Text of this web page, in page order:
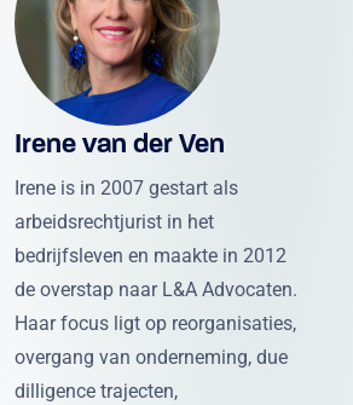
Irene van der Ven
Irene is in 2007 gestart als
arbeidsrechtjurist in het
bedrijfsleven en maakte in 2012
de overstap naar L&A Advocaten.
Haar focus ligt op reorganisaties,
overgang van onderneming, due
dilligence trajecten,